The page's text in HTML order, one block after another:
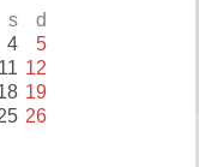
s d
4 5
11 12
19
26